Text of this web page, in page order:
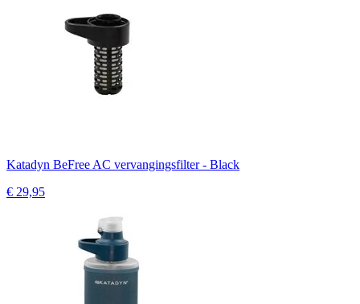
Katadyn BeFree AC vervangingsfilter - Black
€ 29,95